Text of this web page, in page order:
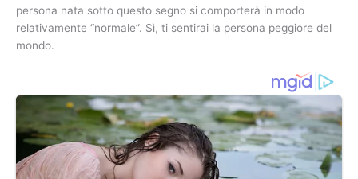
persona nata sotto questo segno si comporterà in modo
relativamente “normale”. Sì, ti sentirai la persona peggiore del
mondo.